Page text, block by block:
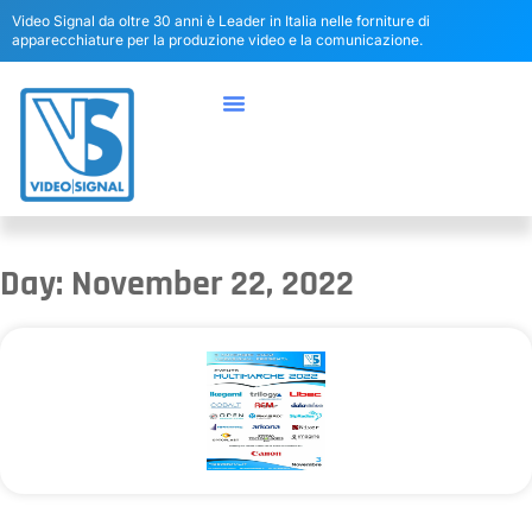
Video Signal da oltre 30 anni è Leader in Italia nelle forniture di
apparecchiature per la produzione video e la comunicazione.
Day: November 22, 2022